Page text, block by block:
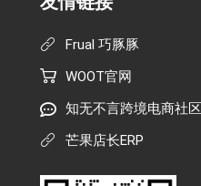
Frual 巧豚豚
WOOT官网
知无不言跨境电商社区
芒果店长ERP